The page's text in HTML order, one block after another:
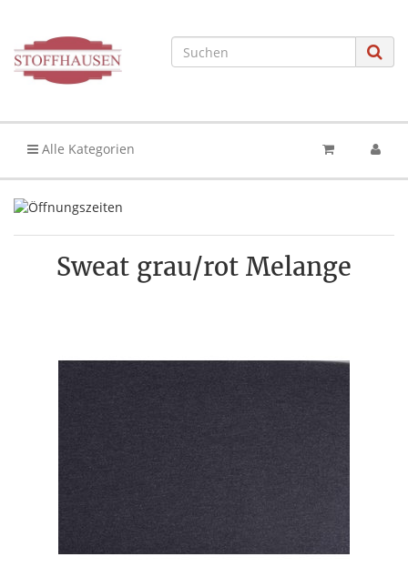
Alle Kategorien
Sweat grau/rot Melange